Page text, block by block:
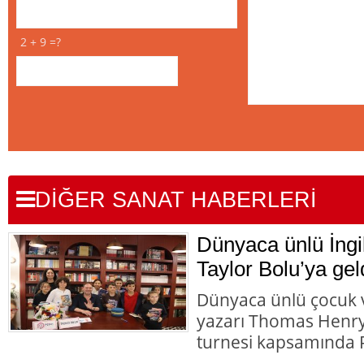
2 + 9 =?
DİĞER SANAT HABERLERİ
Dünyaca ünlü
Taylor Bolu’ya
Dünyaca ünlü
yazarı Thomas
turnesi kapsamında